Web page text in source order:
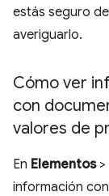
estás seguro
averiguarlo.
Cómo ver
con
valores de
En Elementos>
información